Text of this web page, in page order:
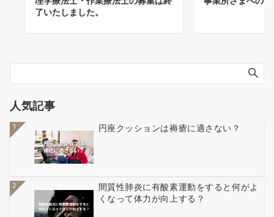
了いたしました。
人気記事
1 円座クッションは褥瘡に適さない？
2
間質性肺炎に有酸素運動をすると何がよ
くなって体力が向上する？